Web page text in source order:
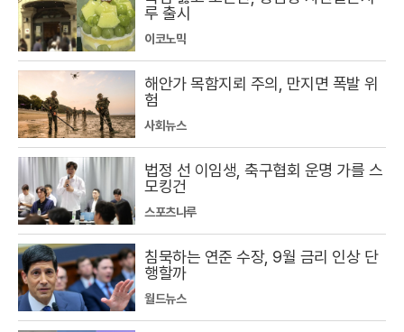
루 출시
이코노믹
해안가 목함지뢰 주의, 만지면 폭발 위
험
사회뉴스
법정 선 이임생, 축구협회 운명 가를 스
모킹건
스포츠나루
침묵하는 연준 수장, 9월 금리 인상 단
행할까
월드뉴스